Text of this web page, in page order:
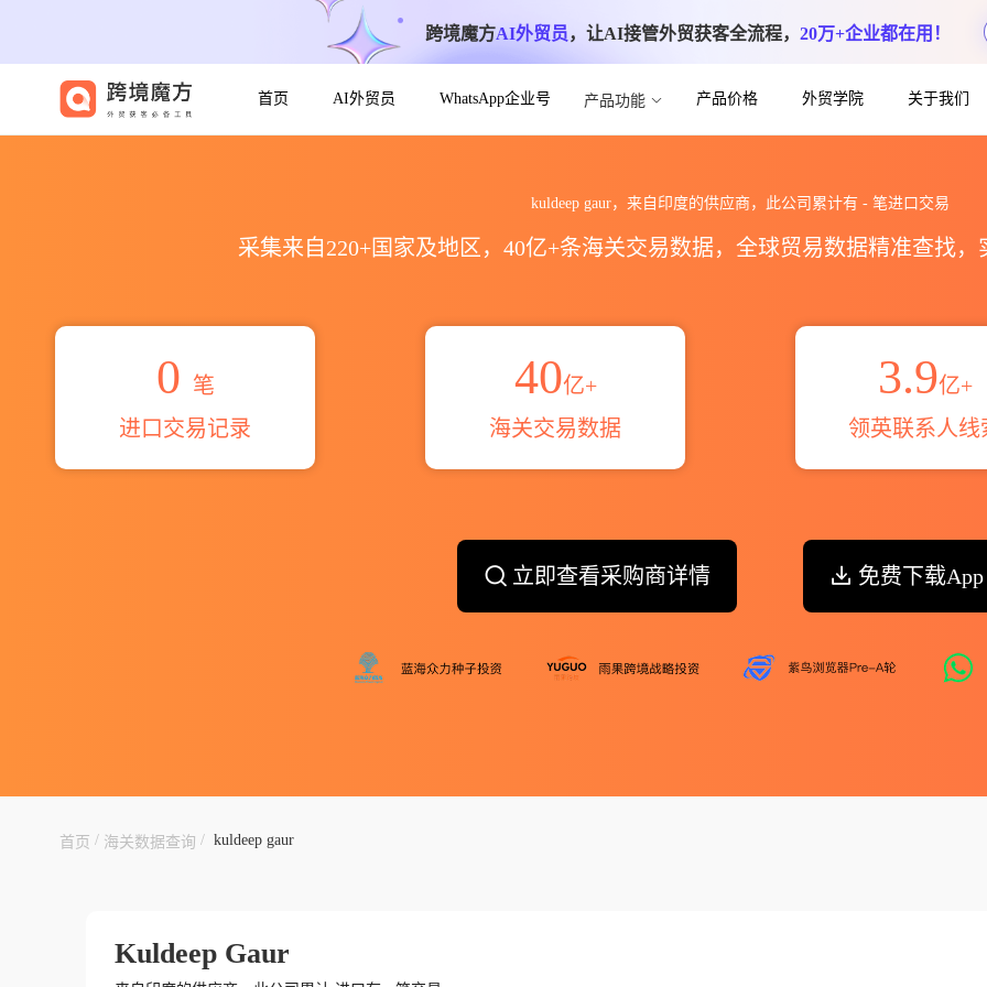
跨境魔方AI外贸员，让AI接管外贸获客全流程， 20万+企业都在用！
首页 AI外贸员 WhatsApp企业号 产品功能 产品价格 外贸学院 关于我们
kuldeep gaur，来自印度的供应商，此公司累计有 - 笔进口交易
采集来自220+国家及地区，40亿+条海关交易数据，全球贸易数据精准查找
0 笔
进口交易记录
40亿+
海关交易数据
3.9亿+
领英联系人线
立即查看采购商详情 免费下载App
首页 / 海关数据查询 / kuldeep gaur
Kuldeep Gaur